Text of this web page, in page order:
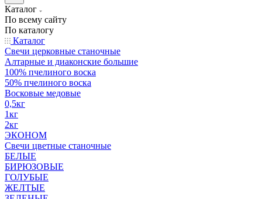
Каталог
По всему сайту
По каталогу
Каталог
Свечи церковные станочные
Алтарные и диаконские большие
100% пчелиного воска
50% пчелиного воска
Восковые медовые
0,5кг
1кг
2кг
ЭКОНОМ
Свечи цветные станочные
БЕЛЫЕ
БИРЮЗОВЫЕ
ГОЛУБЫЕ
ЖЕЛТЫЕ